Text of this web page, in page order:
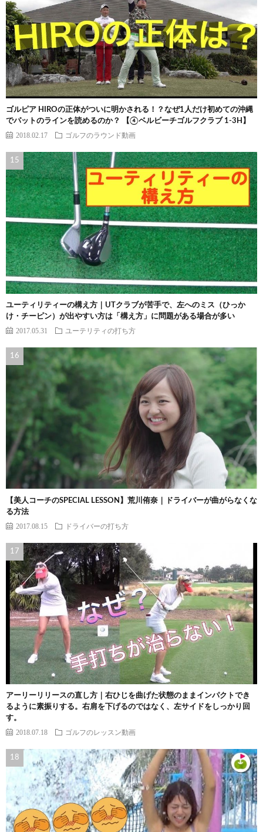
ゴルピア HIROの正体がついに明かされる！？なぜ1人だけ初めての沖縄
でパットのラインを読めるのか？ 【④ベルビーチゴルフクラブ 1-3H】
2018.02.17 ゴルフのラウンド動画
ユーティリティーの構え方｜UTクラブが苦手で、左へのミス（ひっか
け・チーピン）が出やすい方は「構え方」に問題がある場合が多い
2017.05.31 ユーテリティの打ち方
【美人コーチのSPECIAL LESSON】荒川侑奈｜ドライバーが曲がらなくな
る方法
2017.08.15 ドライバーの打ち方
アーリーリリースの直し方｜右ひじを曲げた状態のままインパクトでき
るように素振りする。右肩を下げるのではなく、左サイドをしっかり回
す。
2018.07.18 ゴルフのレッスン動画